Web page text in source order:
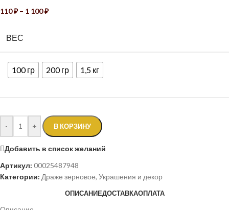
110₽ – 1 100₽
ВЕС
100 гр 200 гр 1,5 кг
- + В КОРЗИНУ
Добавить в список желаний
Артикул: 00025487948
Категории: Драже зерновое, Украшения и декор
ОПИСАНИЕДОСТАВКАОПЛАТА